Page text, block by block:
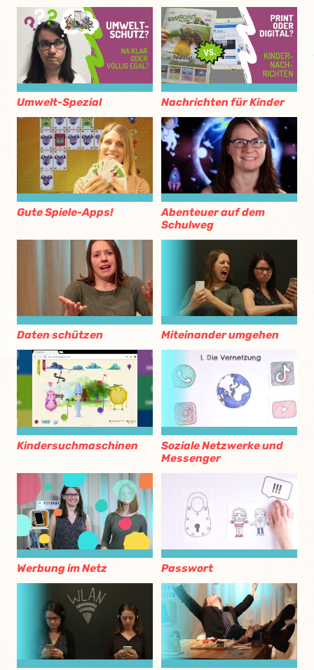
Umwelt-Spezial Nachrichten für Kinder
Gute Spiele-Apps!
Abenteuer auf dem
Schulweg
Daten schützen Miteinander umgehen
Kindersuchmaschinen
Soziale Netzwerke und
Messenger
Werbung im Netz Passwort